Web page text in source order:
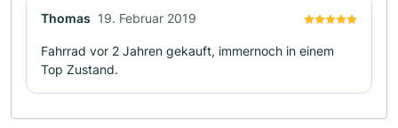
Thomas 19. Februar 2019
Fahrrad vor 2 Jahren gekauft, immernoch in einem
Top Zustand.